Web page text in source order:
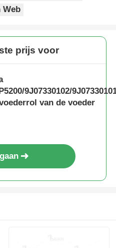
Web
prijs voor
9J07330102/
van de voeder